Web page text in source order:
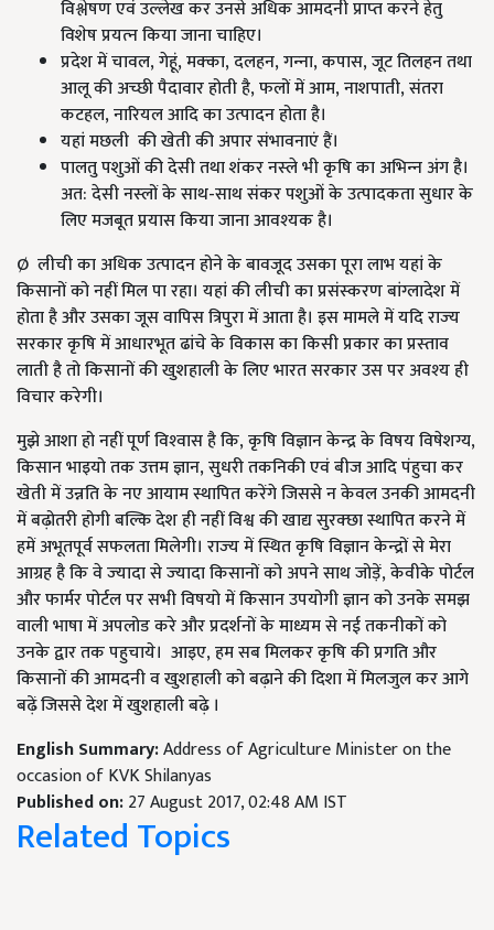
विश्लेषण एवं उल्‍लेख कर उनसे अधिक आमदनी प्राप्‍त करने हेतु
विशेष प्रयत्‍न किया जाना चाहिए।
प्रदेश में चावल, गेहूं, मक्‍का, दलहन, गन्‍ना, कपास, जूट तिलहन तथा
आलू की अच्‍छी पैदावार होती है, फलों में आम, नाशपाती, संतरा
कटहल, नारियल आदि का उत्‍पादन होता है।
यहां मछली की खेती की अपार संभावनाएं हैं।
पालतु पशुओं की देसी तथा शंकर नस्‍ले भी कृषि का अभिन्‍न अंग है।
अत: देसी नस्‍लों के साथ-साथ संकर पशुओं के उत्‍पादकता सुधार के
लिए मजबूत प्रयास किया जाना आवश्‍यक है।
Ø लीची का अधिक उत्‍पादन होने के बावजूद उसका पूरा लाभ यहां के
किसानों को नहीं मिल पा रहा। यहां की लीची का प्रसंस्‍करण बांग्‍लादेश में
होता है और उसका जूस वापिस त्रिपुरा में आता है। इस मामले में यदि राज्‍य
सरकार कृषि में आधारभूत ढांचे के विकास का किसी प्रकार का प्रस्‍ताव
लाती है तो किसानों की खुशहाली के लिए भारत सरकार उस पर अवश्‍य ही
विचार करेगी।
मुझे आशा हो नहीं पूर्ण विश्‍वास है कि, कृषि विज्ञान केन्‍द्र के विषय विषेशग्य,
किसान भाइयो तक उत्तम ज्ञान, सुधरी तकनिकी एवं बीज आदि पंहुचा कर
खेती में उन्नति के नए आयाम स्थापित करेंगे जिससे न केवल उनकी आमदनी
में बढ़ोतरी होगी बल्कि देश ही नहीं विश्व की खाद्य सुरक्छा स्थापित करने में
हमें अभूतपूर्व सफलता मिलेगी। राज्‍य में स्थित कृषि विज्ञान केन्‍द्रों से मेरा
आग्रह है कि वे ज्‍यादा से ज्‍यादा किसानों को अपने साथ जोड़ें, केवीके पोर्टल
और फार्मर पोर्टल पर सभी विषयो में किसान उपयोगी ज्ञान को उनके समझ
वाली भाषा में अपलोड करे और प्रदर्शनों के माध्यम से नई तकनीकों को
उनके द्वार तक पहुचाये। आइए, हम सब मिलकर कृषि की प्रगति और
किसानों की आमदनी व खुशहाली को बढ़ाने की दिशा में मिलजुल कर आगे
बढ़ें जिससे देश में खुशहाली बढ़े ।
English Summary:Address of Agriculture Minister on the
occasion of KVK Shilanyas
Published on:27 August 2017, 02:48 AM IST
Related Topics